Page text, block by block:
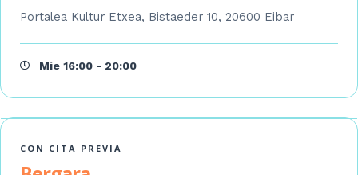
Portalea Kultur Etxea, Bistaeder 10, 20600 Eibar
Mie 16:00 - 20:00
CON CITA PREVIA